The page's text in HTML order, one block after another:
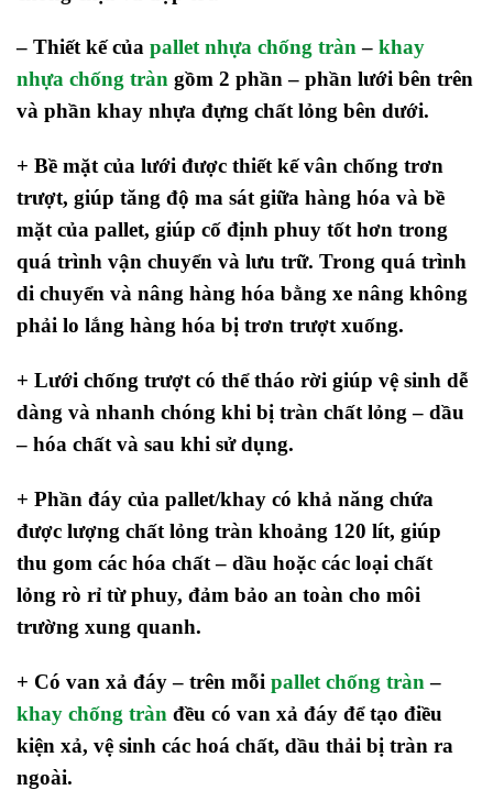
– Thiết kế của pallet nhựa chống tràn– khay
nhựa chống tràn gồm 2 phần – phần lưới bên trên
và phần khay nhựa đựng chất lỏng bên dưới.
+ Bề mặt của lưới được thiết kế vân chống trơn
trượt, giúp tăng độ ma sát giữa hàng hóa và bề
mặt của pallet, giúp cố định phuy tốt hơn trong
quá trình vận chuyển và lưu trữ. Trong quá trình
di chuyển và nâng hàng hóa bằng xe nâng không
phải lo lắng hàng hóa bị trơn trượt xuống.
+ Lưới chống trượt có thể tháo rời giúp vệ sinh dễ
dàng và nhanh chóng khi bị tràn chất lỏng – dầu
– hóa chất và sau khi sử dụng.
+ Phần đáy của pallet/khay có khả năng chứa
được lượng chất lỏng tràn khoảng 120 lít, giúp
thu gom các hóa chất – dầu hoặc các loại chất
lỏng rò rỉ từ phuy, đảm bảo an toàn cho môi
trường xung quanh.
+ Có van xả đáy – trên mỗi pallet chống tràn –
khay chống tràn đều có van xả đáy để tạo điều
kiện xả, vệ sinh các hoá chất, dầu thải bị tràn ra
ngoài.